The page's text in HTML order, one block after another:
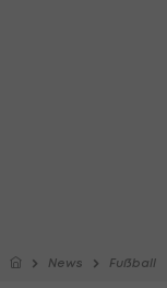
News Fußball